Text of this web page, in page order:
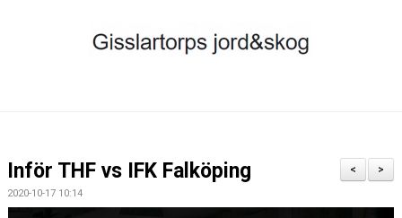
MATCHER
>
<
Inför THF vs IFK Falköping
2020-10-17 10:14